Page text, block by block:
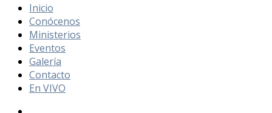
Inicio
Conócenos
Ministerios
Eventos
Galería
Contacto
En VIVO